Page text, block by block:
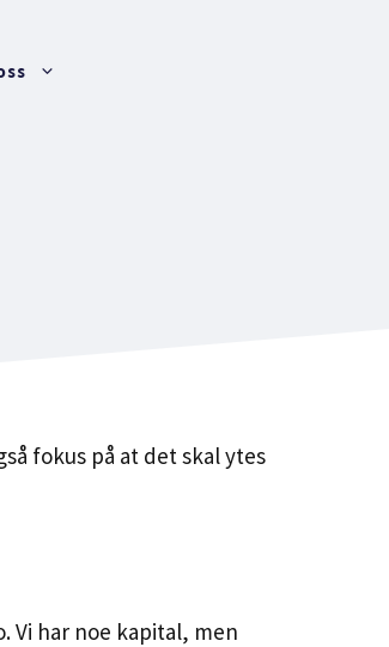
fokus på at det skal ytes
Vi har noe kapital, men